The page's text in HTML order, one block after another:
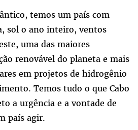
temos um país com
sol o ano inteiro, ventos
uma das maiores
renovável do planeta e mais
em projetos de hidrogênio
Temos tudo o que Cabo
a urgência e a vontade de
país agir.